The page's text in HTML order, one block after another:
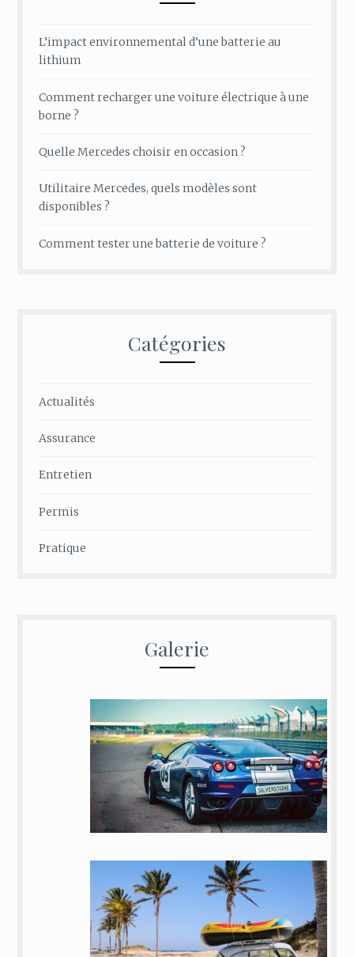
L’impact environnemental d’une batterie au
lithium
Comment recharger une voiture électrique à une
borne ?
Quelle Mercedes choisir en occasion ?
Utilitaire Mercedes, quels modèles sont
disponibles ?
Comment tester une batterie de voiture ?
Catégories
Actualités
Assurance
Entretien
Permis
Pratique
Galerie